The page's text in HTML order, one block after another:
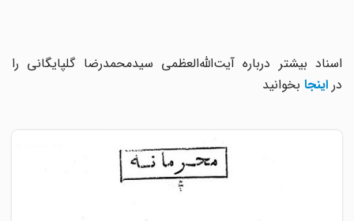
اسناد بیشتر درباره آیت‌الله‌العظمی ‌سیدمحمدرضا گلپایگانی را
دراینجابخوانید